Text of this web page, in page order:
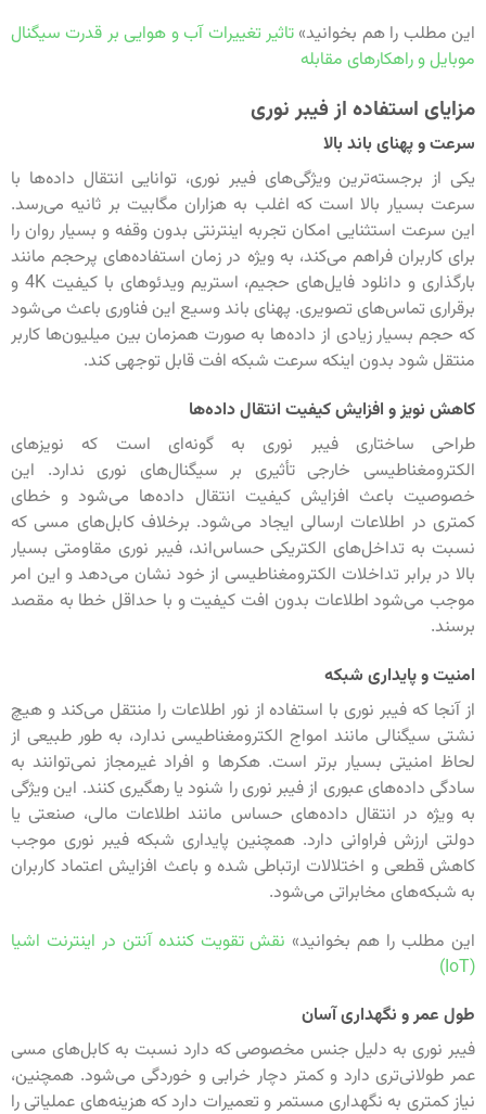
این مطلب را هم بخوانید»تاثیر تغییرات آب و هوایی بر قدرت سیگنال
موبایل و راهکارهای مقابله
مزایای استفاده از فیبر نوری
سرعت و پهنای باند بالا
یکی از برجسته‌ترین ویژگی‌های فیبر نوری، توانایی انتقال داده‌ها با
سرعت بسیار بالا است که اغلب به هزاران مگابیت بر ثانیه می‌رسد.
این سرعت استثنایی امکان تجربه اینترنتی بدون وقفه و بسیار روان را
برای کاربران فراهم می‌کند، به ویژه در زمان استفاده‌های پرحجم مانند
بارگذاری و دانلود فایل‌های حجیم، استریم ویدئوهای با کیفیت 4K و
برقراری تماس‌های تصویری. پهنای باند وسیع این فناوری باعث می‌شود
که حجم بسیار زیادی از داده‌ها به صورت همزمان بین میلیون‌ها کاربر
منتقل شود بدون اینکه سرعت شبکه افت قابل توجهی کند.
کاهش نویز و افزایش کیفیت انتقال داده‌ها
طراحی ساختاری فیبر نوری به گونه‌ای است که نویزهای
الکترومغناطیسی خارجی تأثیری بر سیگنال‌های نوری ندارد. این
خصوصیت باعث افزایش کیفیت انتقال داده‌ها می‌شود و خطای
کمتری در اطلاعات ارسالی ایجاد می‌شود. برخلاف کابل‌های مسی که
نسبت به تداخل‌های الکتریکی حساس‌اند، فیبر نوری مقاومتی بسیار
بالا در برابر تداخلات الکترومغناطیسی از خود نشان می‌دهد و این امر
موجب می‌شود اطلاعات بدون افت کیفیت و با حداقل خطا به مقصد
برسند.
امنیت و پایداری شبکه
از آنجا که فیبر نوری با استفاده از نور اطلاعات را منتقل می‌کند و هیچ
نشتی سیگنالی مانند امواج الکترومغناطیسی ندارد، به طور طبیعی از
لحاظ امنیتی بسیار برتر است. هکرها و افراد غیرمجاز نمی‌توانند به
سادگی داده‌های عبوری از فیبر نوری را شنود یا رهگیری کنند. این ویژگی
به ویژه در انتقال داده‌های حساس مانند اطلاعات مالی، صنعتی یا
دولتی ارزش فراوانی دارد. همچنین پایداری شبکه فیبر نوری موجب
کاهش قطعی و اختلالات ارتباطی شده و باعث افزایش اعتماد کاربران
به شبکه‌های مخابراتی می‌شود.
این مطلب را هم بخوانید» نقش تقویت کننده آنتن در اینترنت اشیا
(IoT)
طول عمر و نگهداری آسان
فیبر نوری به دلیل جنس مخصوصی که دارد نسبت به کابل‌های مسی
عمر طولانی‌تری دارد و کمتر دچار خرابی و خوردگی می‌شود. همچنین،
نیاز کمتری به نگهداری مستمر و تعمیرات دارد که هزینه‌های عملیاتی را